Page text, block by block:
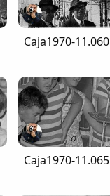
Caja1970-11.060
Caja1970-11.065